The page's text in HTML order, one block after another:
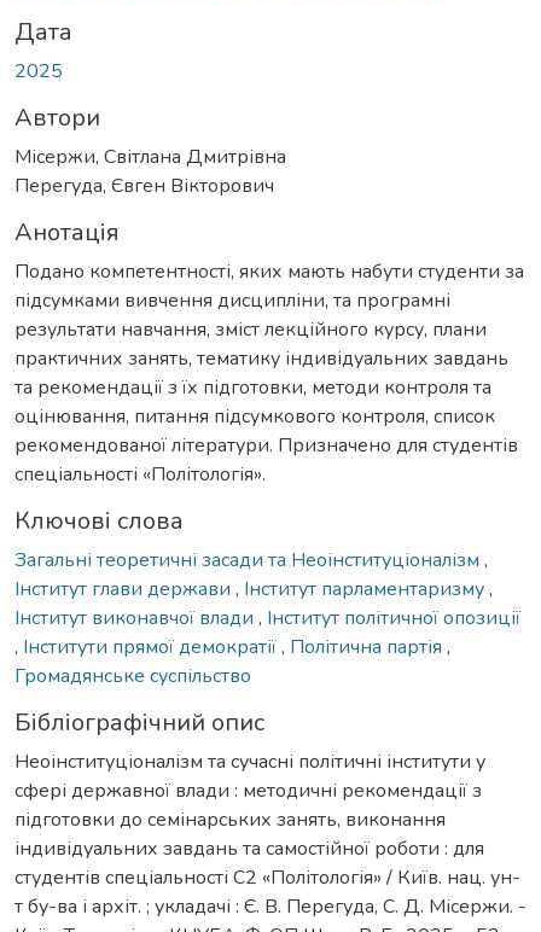
Дата
2025
Автори
Місержи, Світлана Дмитрівна
Перегуда, Євген Вікторович
Анотація
Подано компетентності, яких мають набути студенти за
підсумками вивчення дисципліни, та програмні
результати навчання, зміст лекційного курсу, плани
практичних занять, тематику індивідуальних завдань
та рекомендації з їх підготовки, методи контроля та
оцінювання, питання підсумкового контроля, список
рекомендованої літератури. Призначено для студентів
спеціальності «Політологія».
Ключові слова
Загальні теоретичні засади та Неоінституціоналізм ,
Інститут глави держави , Інститут парламентаризму,
Інститут виконавчої влади , Інститут політичної опозиції
, Інститути прямої демократії, Політична партія ,
Громадянське суспільство
Бібліографічний опис
Неоінституціоналізм та сучасні політичні інститути у
сфері державної влади : методичні рекомендації з
підготовки до семінарських занять, виконання
індивідуальних завдань та самостійної роботи : для
студентів спеціальності С2 «Політологія» / Київ. нац. ун-
т бу-ва і архіт. ; укладачі : Є. В. Перегуда, С. Д. Місержи. -